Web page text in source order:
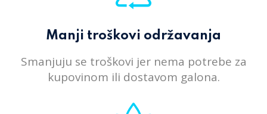
Manji troškovi održavanja
Smanjuju se troškovi jer nema potrebe za
kupovinom ili dostavom galona.